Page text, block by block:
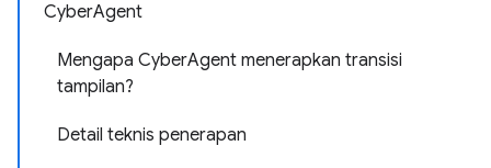
CyberAgent
Mengapa CyberAgent menerapkan transisi
tampilan?
Detail teknis penerapan